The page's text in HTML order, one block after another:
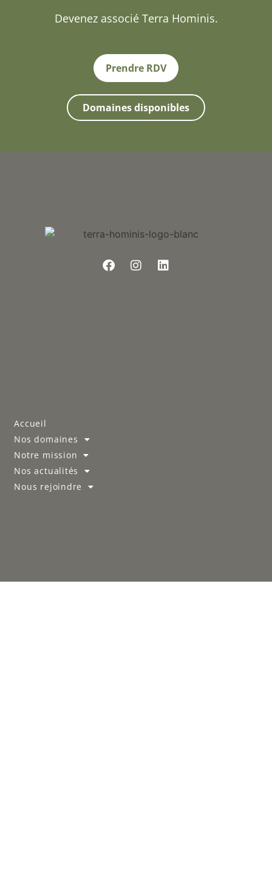
Devenez associé Terra Hominis.
Prendre RDV
Domaines disponibles
Accueil
Nos domaines
Notre mission
Nos actualités
Nous rejoindre